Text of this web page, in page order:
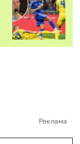
Реклама